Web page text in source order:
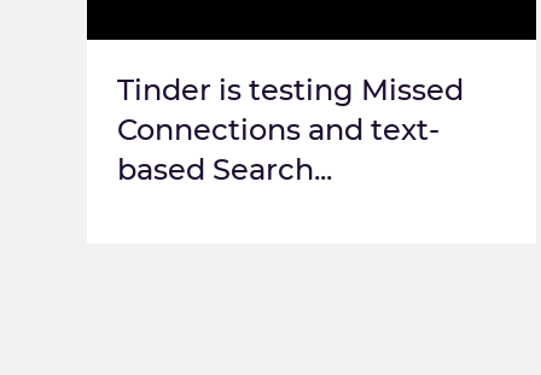
Tinder is testing Missed
Connections and text-
based Search...